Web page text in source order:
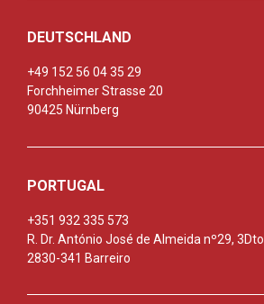
DEUTSCHLAND
+49 152 56 04 35 29
Forchheimer Strasse 20
90425 Nürnberg
PORTUGAL
+351 932 335 573
R. Dr. António José de Almeida nº29, 3Dto
2830-341 Barreiro